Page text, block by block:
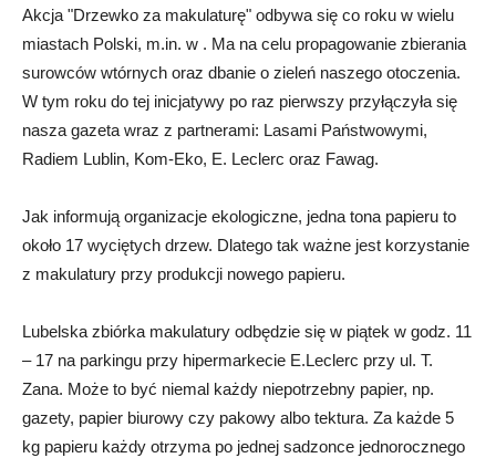
Akcja "Drzewko za makulaturę" odbywa się co roku w wielu
miastach Polski, m.in. w . Ma na celu propagowanie zbierania
surowców wtórnych oraz dbanie o zieleń naszego otoczenia.
W tym roku do tej inicjatywy po raz pierwszy przyłączyła się
nasza gazeta wraz z partnerami: Lasami Państwowymi,
Radiem Lublin, Kom-Eko, E. Leclerc oraz Fawag.
Jak informują organizacje ekologiczne, jedna tona papieru to
około 17 wyciętych drzew. Dlatego tak ważne jest korzystanie
z makulatury przy produkcji nowego papieru.
Lubelska zbiórka makulatury odbędzie się w piątek w godz. 11
– 17 na parkingu przy hipermarkecie E.Leclerc przy ul. T.
Zana. Może to być niemal każdy niepotrzebny papier, np.
gazety, papier biurowy czy pakowy albo tektura. Za każde 5
kg papieru każdy otrzyma po jednej sadzonce jednorocznego